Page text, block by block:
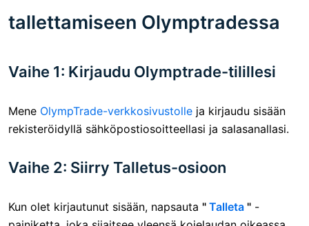
tallettamiseen Olymptradessa
Vaihe 1: Kirjaudu Olymptrade-tilillesi
Mene OlympTrade-verkkosivustolle ja kirjaudu sisään
rekisteröidyllä sähköpostiosoitteellasi ja salasanallasi.
Vaihe 2: Siirry Talletus-osioon
Kun olet kirjautunut sisään, napsauta " Talleta " -